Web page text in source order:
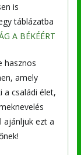
is
táblázatba
A BÉKÉÉRT
hasznos
amely
a családi élet,
ajánljuk ezt a